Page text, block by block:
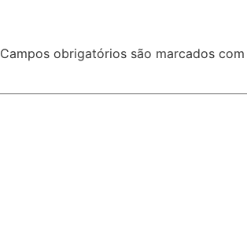
Campos obrigatórios são marcados com